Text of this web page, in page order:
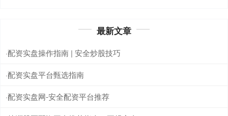
最新文章
·配资实盘操作指南 | 安全炒股技巧
·配资实盘平台甄选指南
·配资实盘网-安全配资平台推荐